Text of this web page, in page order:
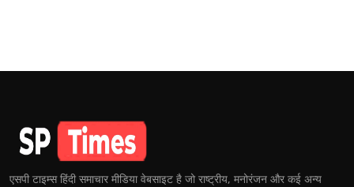
एसपी टाइम्स हिंदी समाचार मीडिया वेबसाइट है जो राष्ट्रीय, मनोरंजन और कई अन्य